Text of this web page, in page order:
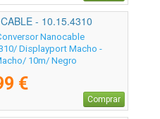
- 10.15.4310
Nanocable
Displayport Macho -
10m/ Negro
€
Comprar